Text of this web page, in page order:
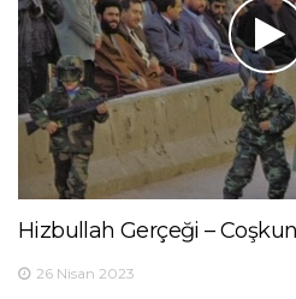
Hizbullah Gerçeği –
26 Nisan 2023